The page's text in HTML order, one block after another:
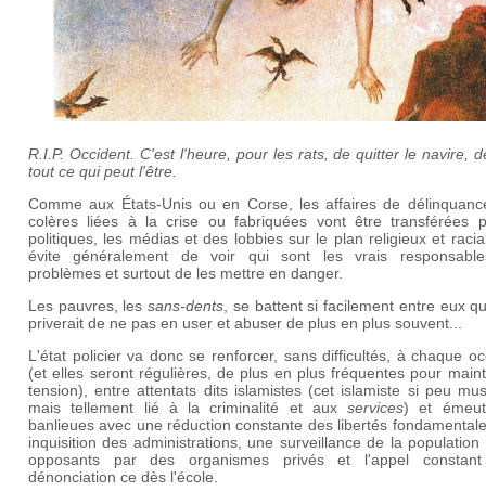
R.I.P. Occident. C'est l'heure, pour les rats, de quitter le navire,
tout ce qui peut l'être.
Comme aux États-Unis ou en Corse, les affaires de
colères liées à la crise ou fabriquées vont être transférées
politiques, les médias et des lobbies sur le plan religieux et
évite généralement de voir qui sont les vrais
problèmes et surtout de les mettre en danger.
Les pauvres, lessans-dents, se battent si facilement entre eux
priverait de ne pas en user et abuser de plus en plus souvent...
L'état policier va donc se renforcer, sans difficultés, à chaque
(et elles seront régulières, de plus en plus fréquentes pour
tension), entre attentats dits islamistes (cet islamiste si peu
mais tellement lié à la criminalité et auxservices) et
banlieues avec une réduction constante des libertés
inquisition des administrations, une surveillance de la population
opposants par des organismes privés et l'appel
dénonciation ce dès l'école.